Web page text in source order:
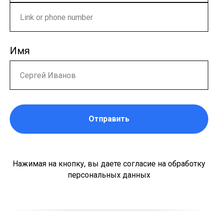
Имя
Отправить
Нажимая на кнопку, вы даете согласие на обработку
персональных данных